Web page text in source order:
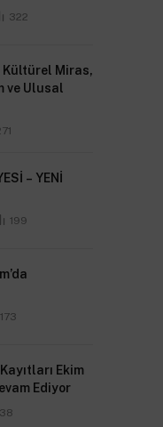
322
Kültürel Miras,
ve Ulusal
– YENİ
199
173
Ekim
Ediyor